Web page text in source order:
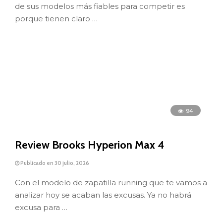
de sus modelos más fiables para competir es
porque tienen claro …
94
Review Brooks Hyperion Max 4
Publicado en 30 julio, 2026
Con el modelo de zapatilla running que te vamos a
analizar hoy se acaban las excusas. Ya no habrá
excusa para …